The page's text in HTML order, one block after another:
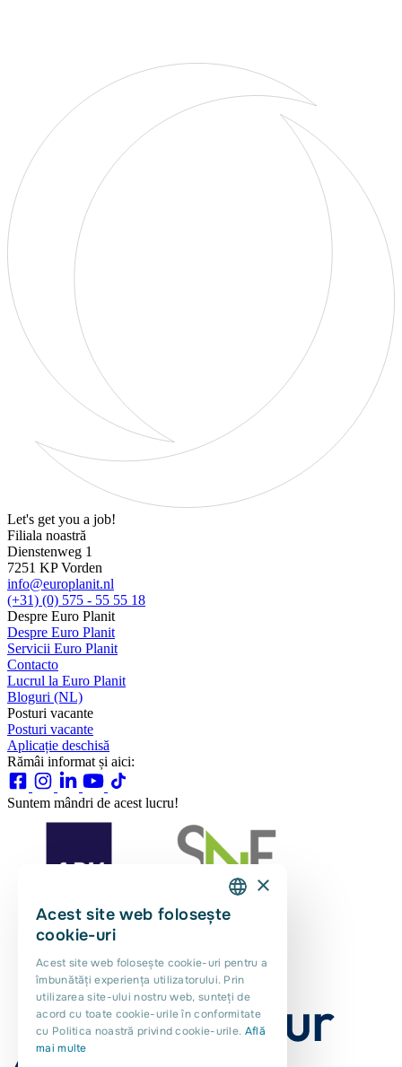
Let's get you a job!
Filiala noastră
Dienstenweg 1
7251 KP Vorden
info@europlanit.nl
(+31) (0) 575 - 55 55 18
Despre Euro Planit
Despre Euro Planit
Servicii Euro Planit
Contacto
Lucrul la Euro Planit
Bloguri (NL)
Posturi vacante
Posturi vacante
Aplicație deschisă
Rămâi informat și aici:
Suntem mândri de acest lucru!
DUTCH
PORTUGUESE
POLISH
×
Acest site web folosește
cookie-uri
Acest site web folosește cookie-uri pentru a
îmbunătăți experiența utilizatorului. Prin
utilizarea site-ului nostru web, sunteți de
acord cu toate cookie-urile în conformitate
cu Politica noastră privind cookie-urile. Află
mai multe